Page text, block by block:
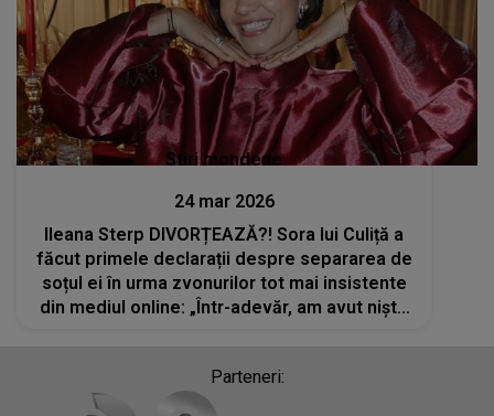
Stiri mondene
24 mar 2026
Ileana Sterp DIVORȚEAZĂ?! Sora lui Culiță a
făcut primele declarații despre separarea de
soțul ei în urma zvonurilor tot mai insistente
din mediul online: „Într-adevăr, am avut niște
Parteneri: